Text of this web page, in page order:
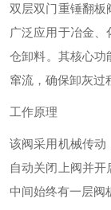
双层双门重锤翻板
广泛应用于冶金
仓卸料‌。其核心功
窜流，确保卸灰过
工作原理
该阀采用机械传动
自动关闭上阀并
中间始终有一层阀